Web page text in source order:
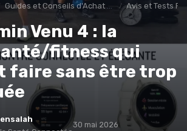
Guides et Conseils d'Achat montee connectée Avis et Tests
Venu 4 : la
fitness qui
faire sans être trop
30 mai 2026